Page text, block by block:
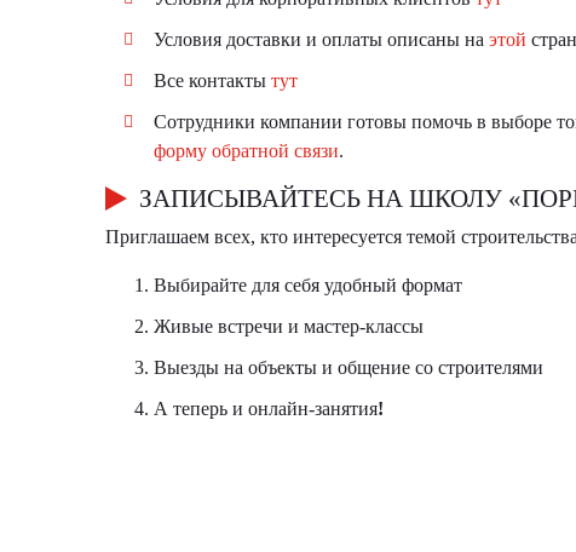
Условия доставки и оплаты описаны на этой
Все контакты тут
Сотрудники компании готовы помочь в выборе
форму обратной связи.
ЗАПИСЫВАЙТЕСЬ НА ШКОЛУ
Приглашаем всех, кто интересуется темой
Выбирайте для себя удобный формат
Живые встречи и мастер-классы
Выезды на объекты и общение со строителями
А теперь и онлайн-занятия!